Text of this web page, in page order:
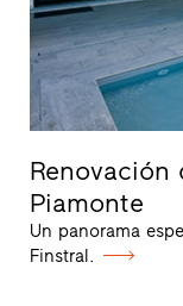
Renovación
Piamonte
Un panorama
Finstral.